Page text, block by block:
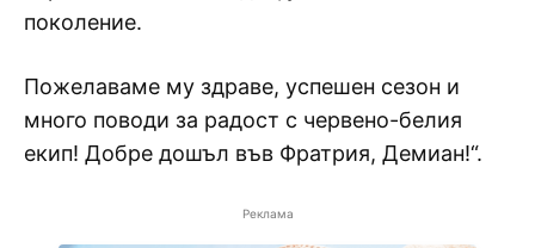
поколение.
Пожелаваме му здраве, успешен сезон и
много поводи за радост с червено-белия
екип! Добре дошъл във Фратрия, Демиан!“.
Реклама